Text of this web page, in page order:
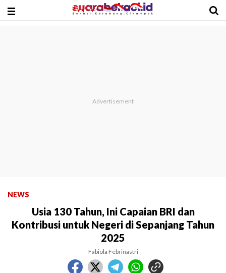
NEWS
Usia 130 Tahun, Ini Capaian BRI dan
Kontribusi untuk Negeri di Sepanjang Tahun
2025
Fabiola Febrinastri